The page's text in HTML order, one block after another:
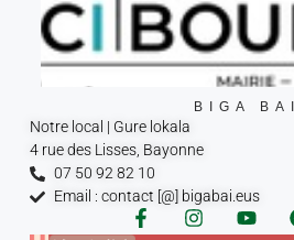
BIGA BAI
Notre local | Gure lokala
4 rue des Lisses, Bayonne
07 50 92 82 10
Email : contact [@] bigabai.eus